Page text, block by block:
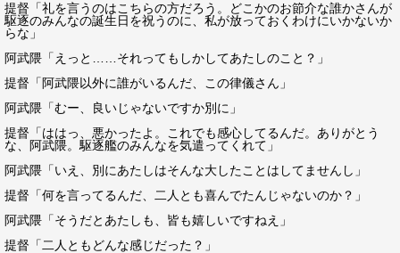
提督「礼を言うのはこちらの方だろう。どこかのお節介な誰かさんが
駆逐のみんなの誕生日を祝うのに、私が放っておくわけにいかないか
らな」
阿武隈「えっと……それってもしかしてあたしのこと？」
提督「阿武隈以外に誰がいるんだ、この律儀さん」
阿武隈「むー、良いじゃないですか別に」
提督「ははっ、悪かったよ。これでも感心してるんだ。ありがとう
な、阿武隈。駆逐艦のみんなを気遣ってくれて」
阿武隈「いえ、別にあたしはそんな大したことはしてませんし」
提督「何を言ってるんだ、二人とも喜んでたんじゃないのか？」
阿武隈「そうだとあたしも、皆も嬉しいですねえ」
提督「二人ともどんな感じだった？」